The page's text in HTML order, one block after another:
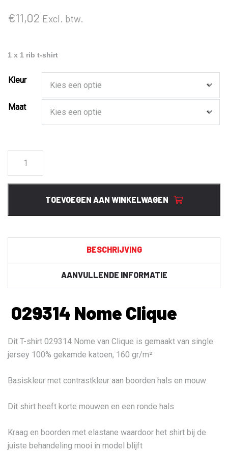
€11,02 Excl. btw.
1 x 1 rib t-shirt
Kleur
Maat
Nome
Clique
TOEVOEGEN AAN WINKELWAGEN
BESCHRIJVING
AANVULLENDE INFORMATIE
029314 Nome Clique
Dit T-shirt 029314 Nome van Clique is gemaakt van single
jersey 100% gekamde katoen, 160 gr/m²
Basiskleur met contrastkleur aan boorden hals en mouw
Dit shirt heeft korte mouwen en een ronde hals
Kraag en boorden met elastane waardoor het shirt bij de
juiste behandeling mooi in model blijft